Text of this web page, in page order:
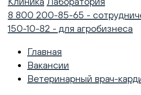
8 800 200-85-65 -
150-10-82 - для агробизнеса
Главная
Вакансии
Ветеринарный врач-